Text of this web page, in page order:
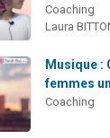
Coaching
Laura
Musique :
femmes
Coaching